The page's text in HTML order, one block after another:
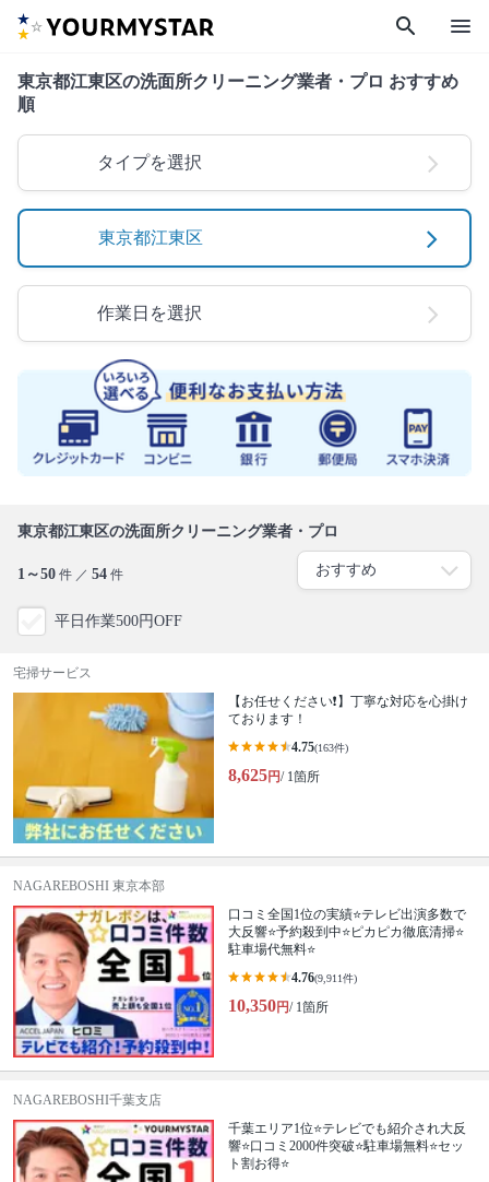
search menu
東京都江東区の洗面所クリーニング業者・プロ おすすめ
順
タイプを選択
東京都江東区
作業日を選択
東京都江東区の洗面所クリーニング業者・プロ
1～50 件 ／ 54 件
平日作業500円OFF
宅掃サービス
【お任せください❗️】丁寧な対応を心掛け
ております！
4.75(163件)
8,625円/ 1箇所
NAGAREBOSHI 東京本部
口コミ全国1位の実績⭐テレビ出演多数で
大反響⭐予約殺到中⭐ピカピカ徹底清掃⭐
駐車場代無料⭐
4.76(9,911件)
10,350円/ 1箇所
NAGAREBOSHI千葉支店
千葉エリア1位⭐テレビでも紹介され大反
響⭐️口コミ2000件突破⭐️駐車場無料⭐セッ
ト割お得⭐